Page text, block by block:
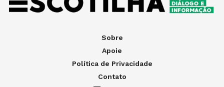
Sobre
Apoie
Política de Privacidade
Contato